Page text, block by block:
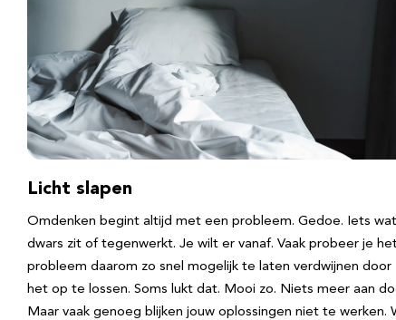
Licht slapen
Omdenken begint altijd met een probleem. Gedoe. Iets
dwars zit of tegenwerkt. Je wilt er vanaf. Vaak probeer je
probleem daarom zo snel mogelijk te laten verdwijnen door
het op te lossen. Soms lukt dat. Mooi zo. Niets meer aan
Maar vaak genoeg blijken jouw oplossingen niet te werken.